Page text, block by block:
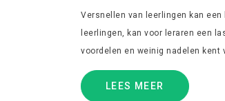
Versnellen van leerlingen kan
leerlingen, kan voor leraren een
voordelen en weinig nadelen kent
LEES MEER